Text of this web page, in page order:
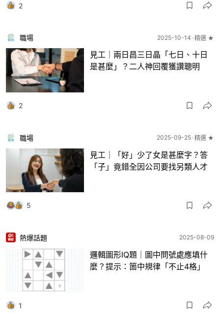
2
職場 2025-10-14 精選 ★
見工｜兩日昌三日晶「七日、十日
是甚麼」？二人神回覆獲讚聰明
2
職場 2025-09-25 精選 ★
見工｜「好」少了女是甚麼字？答
「子」竟錯全因公司要找另類人才
5
熱爆話題 2025-08-09
邏輯圖形IQ題｜圖中問號處應填什
麼？提示：箇中規律「不止4格」
1